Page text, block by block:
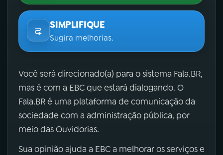
SIMPLIFIQUE
Sugira melhorias.
Você será direcionado(a) para o sistema Fala.BR,
mas é com a EBC que estará dialogando. O
Fala.BR é uma plataforma de comunicação da
sociedade com a administração pública, por
meio das Ouvidorias.
Sua opinião ajuda a EBC a melhorar os serviços e